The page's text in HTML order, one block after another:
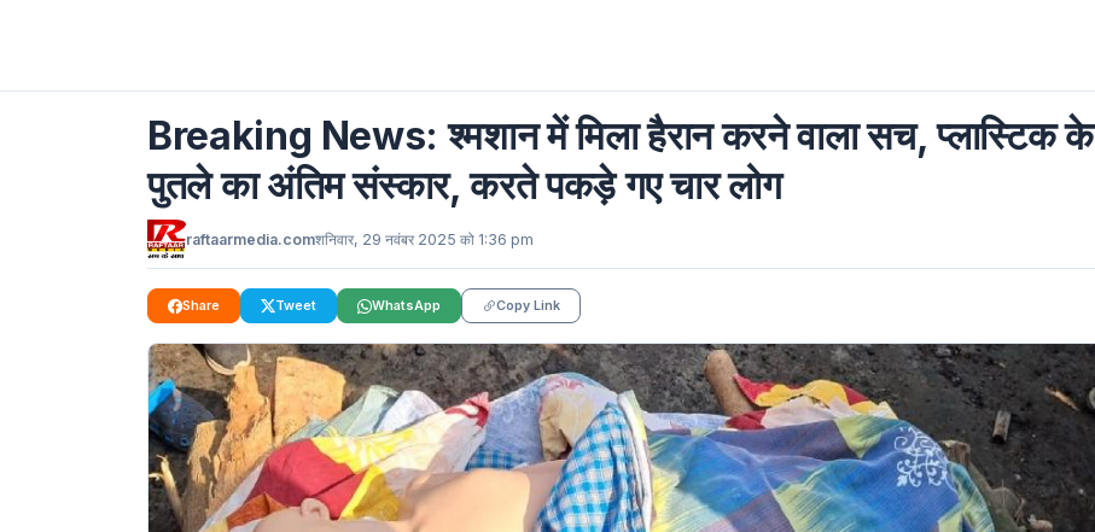
Breaking News: श्मशान में मिला हैरान करने वाला सच, प्लास्टिक के
पुतले का अंतिम संस्कार, करते पकड़े गए चार लोग
raftaarmedia.comशनिवार, 29 नवंबर 2025 को 1:36 pm
Share Tweet WhatsApp Copy Link